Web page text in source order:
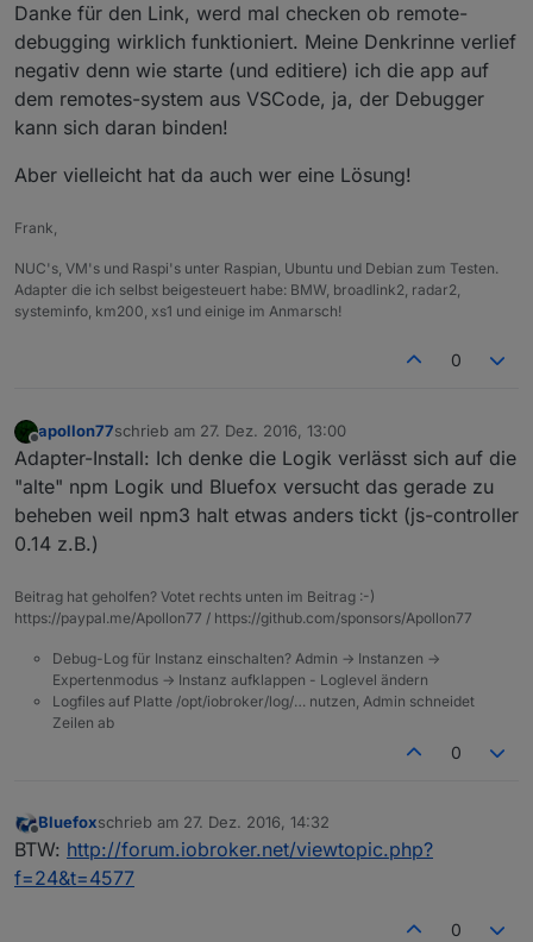
Danke für den Link, werd mal checken ob remote-
debugging wirklich funktioniert. Meine Denkrinne verlief
negativ denn wie starte (und editiere) ich die app auf
dem remotes-system aus VSCode, ja, der Debugger
kann sich daran binden!
Aber vielleicht hat da auch wer eine Lösung!
Frank,
NUC's, VM's und Raspi's unter Raspian, Ubuntu und Debian zum Testen.
Adapter die ich selbst beigesteuert habe: BMW, broadlink2, radar2,
systeminfo, km200, xs1 und einige im Anmarsch!
0
Offline
apollon77schrieb am 27. Dez. 2016, 13:00
zuletzt editiert von
Adapter-Install: Ich denke die Logik verlässt sich auf die
"alte" npm Logik und Bluefox versucht das gerade zu
beheben weil npm3 halt etwas anders tickt (js-controller
0.14 z.B.)
Beitrag hat geholfen? Votet rechts unten im Beitrag :-)
https://paypal.me/Apollon77 / https://github.com/sponsors/Apollon77
Debug-Log für Instanz einschalten? Admin -> Instanzen ->
Expertenmodus -> Instanz aufklappen - Loglevel ändern
Logfiles auf Platte /opt/iobroker/log/… nutzen, Admin schneidet
Zeilen ab
0
Offline
Bluefoxschrieb am 27. Dez. 2016, 14:32
zuletzt editiert von
BTW: http://forum.iobroker.net/viewtopic.php?
f=24&t=4577
0